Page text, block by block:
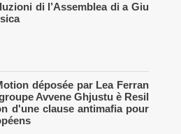
di l’Assemblea di a Giu
déposée par Lea Ferran
Avvene Ghjustu è Resil
d'une clause antimafia pour